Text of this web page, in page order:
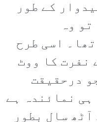
کے طور
وہ
اسی طرح
نفرت کا ووٹ
درحقیقت
نمائندہ ہے
سال بطور